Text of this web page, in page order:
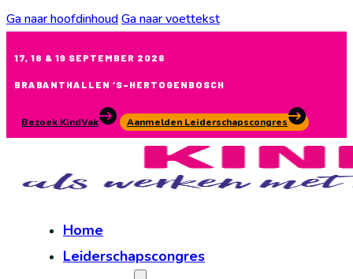
Ga naar hoofdinhoudGa naar voettekst
17, 18 & 19 SEPTEMBER 2026
BRABANTHALLEN ‘S-HERTOGENBOSCH
Bezoek KindVak Aanmelden Leiderschapscongres
Home
Leiderschapscongres